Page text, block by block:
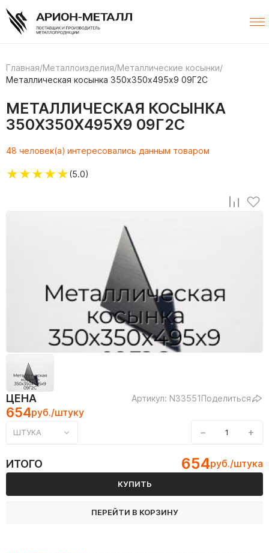
Главная/Металлоизделия/Металлические косынки/
Металлическая косынка 350х350х495х9 09Г2С
МЕТАЛЛИЧЕСКАЯ КОСЫНКА
350Х350Х495Х9 09Г2С
48 человек(а) интересовались данным товаром
★★★★★(5.0)
ЦЕНА Артикул: N33551Поделиться
654руб./штуку
ШТУКА − +
ИТОГО 654руб./штука
КУПИТЬ
ПЕРЕЙТИ В КОРЗИНУ